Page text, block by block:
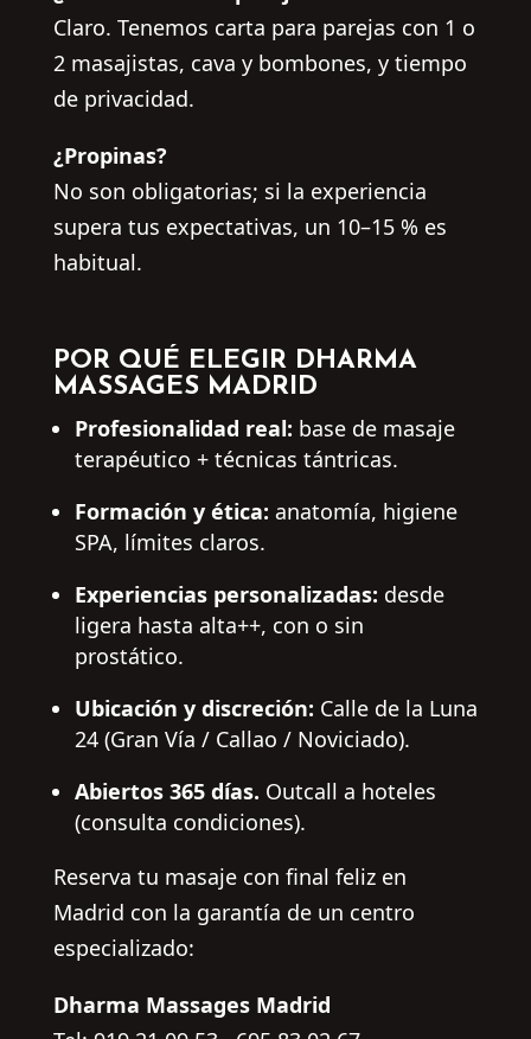
Claro. Tenemos carta para parejas con 1 o
2 masajistas, cava y bombones, y tiempo
de privacidad.
¿Propinas?
No son obligatorias; si la experiencia
supera tus expectativas, un 10–15 % es
habitual.
POR QUÉ ELEGIR DHARMA
MASSAGES MADRID
Profesionalidad real: base de masaje
terapéutico + técnicas tántricas.
Formación y ética: anatomía, higiene
SPA, límites claros.
Experiencias personalizadas: desde
ligera hasta alta++, con o sin
prostático.
Ubicación y discreción: Calle de la Luna
24 (Gran Vía / Callao / Noviciado).
Abiertos 365 días. Outcall a hoteles
(consulta condiciones).
Reserva tu masaje con final feliz en
Madrid con la garantía de un centro
especializado:
Dharma Massages Madrid